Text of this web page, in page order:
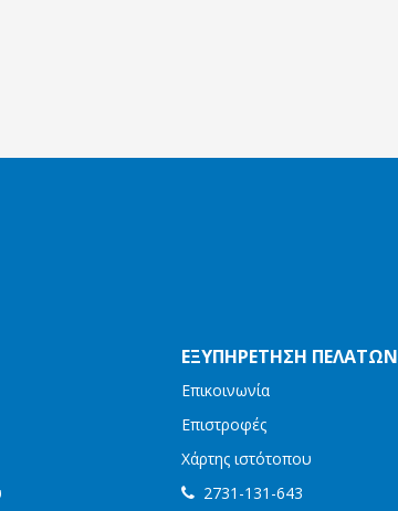
ΕΞΥΠΗΡΈΤΗΣΗ ΠΕΛΑΤΏΝ
Επικοινωνία
Επιστροφές
Χάρτης ιστότοπου
2731-131-643